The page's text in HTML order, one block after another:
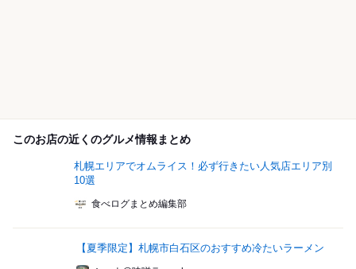
このお店の近くのグルメ情報まとめ
札幌エリアでオムライス！必ず行きたい人気店エリア別
10選
食べログまとめ編集部
【夏季限定】札幌市白石区のおすすめ冷たいラーメン